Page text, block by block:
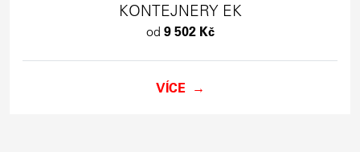
KONTEJNERY EK
od 9 502 Kč
VÍCE